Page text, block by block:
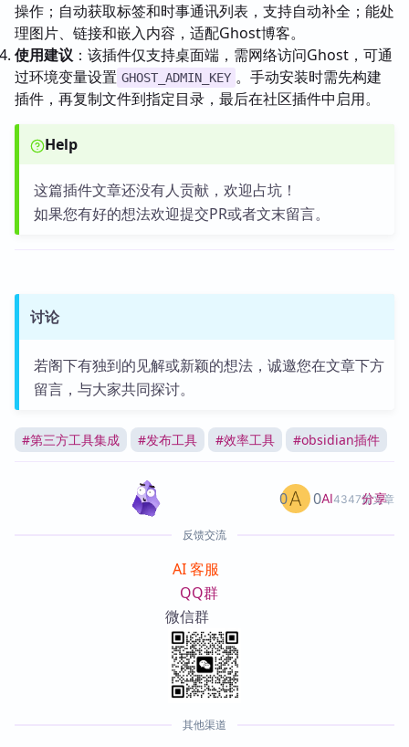
操作；自动获取标签和时事通讯列表，支持自动补全；能处
理图片、链接和嵌入内容，适配Ghost博客。
使用建议 ：该插件仅支持桌面端，需网络访问Ghost，可通
过环境变量设置 GHOST_ADMIN_KEY 。手动安装时需先构建
插件，再复制文件到指定目录，最后在社区插件中启用。
Help
这篇插件文章还没有人贡献，欢迎占坑！
如果您有好的想法欢迎提交PR或者文末留言。
讨论
若阁下有独到的见解或新颖的想法，诚邀您在文章下方
留言，与大家共同探讨。
#第三方工具集成 #发布工具 #效率工具 #obsidian插件
AI4347篇文章
0 0 分享
反馈交流
AI 客服
QQ群
微信群
其他渠道